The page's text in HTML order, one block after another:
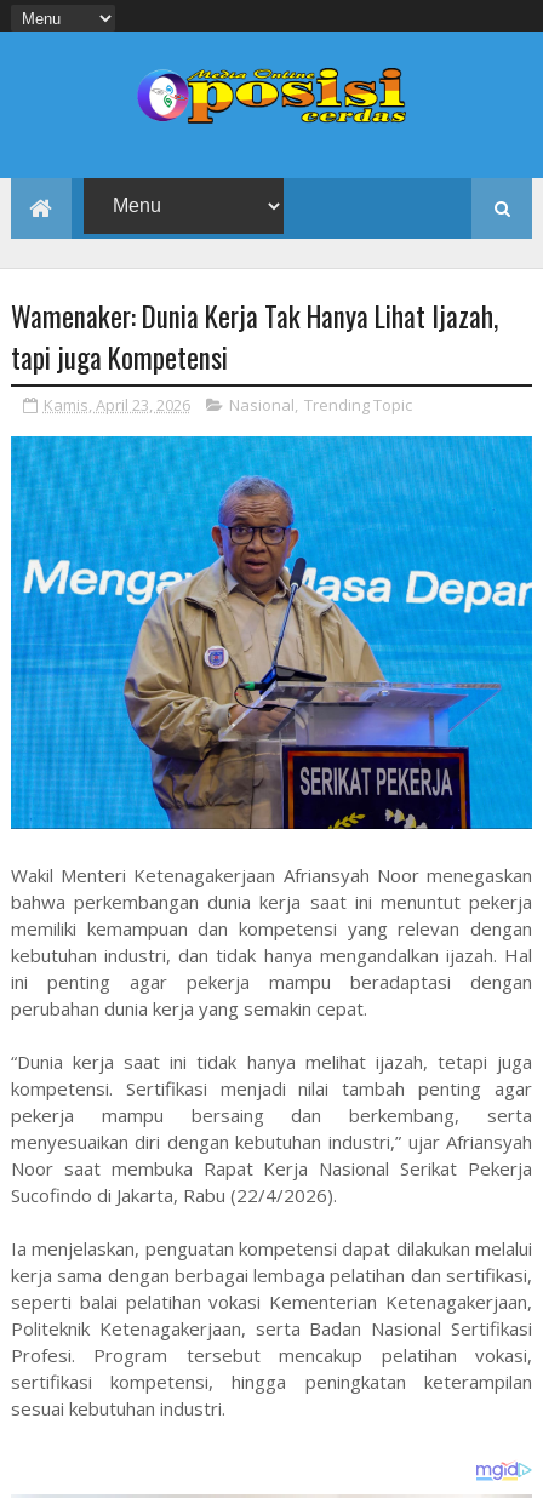
Wamenaker: Dunia Kerja Tak Hanya Lihat Ijazah,
tapi juga Kompetensi
Kamis, April 23, 2026 Nasional, Trending Topic
Wakil Menteri Ketenagakerjaan Afriansyah Noor menegaskan
bahwa perkembangan dunia kerja saat ini menuntut pekerja
memiliki kemampuan dan kompetensi yang relevan dengan
kebutuhan industri, dan tidak hanya mengandalkan ijazah. Hal
ini penting agar pekerja mampu beradaptasi dengan
perubahan dunia kerja yang semakin cepat.
“Dunia kerja saat ini tidak hanya melihat ijazah, tetapi juga
kompetensi. Sertifikasi menjadi nilai tambah penting agar
pekerja mampu bersaing dan berkembang, serta
menyesuaikan diri dengan kebutuhan industri,” ujar Afriansyah
Noor saat membuka Rapat Kerja Nasional Serikat Pekerja
Sucofindo di Jakarta, Rabu (22/4/2026).
Ia menjelaskan, penguatan kompetensi dapat dilakukan melalui
kerja sama dengan berbagai lembaga pelatihan dan sertifikasi,
seperti balai pelatihan vokasi Kementerian Ketenagakerjaan,
Politeknik Ketenagakerjaan, serta Badan Nasional Sertifikasi
Profesi. Program tersebut mencakup pelatihan vokasi,
sertifikasi kompetensi, hingga peningkatan keterampilan
sesuai kebutuhan industri.